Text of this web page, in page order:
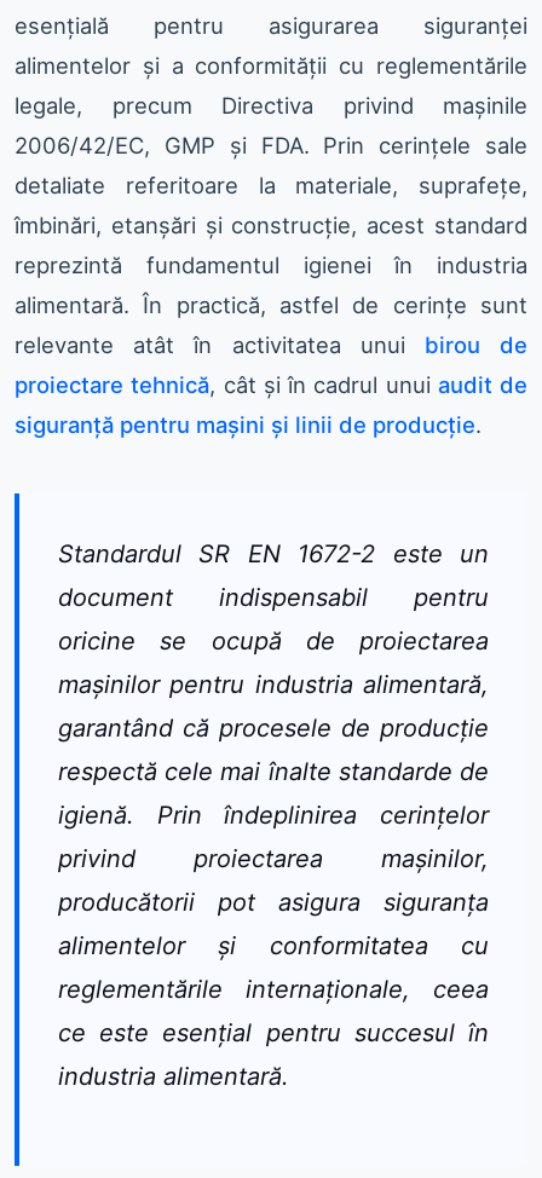
esențială pentru asigurarea siguranței
alimentelor și a conformității cu reglementările
legale, precum Directiva privind mașinile
2006/42/EC, GMP și FDA. Prin cerințele sale
detaliate referitoare la materiale, suprafețe,
îmbinări, etanșări și construcție, acest standard
reprezintă fundamentul igienei în industria
alimentară. În practică, astfel de cerințe sunt
relevante atât în activitatea unui birou de
proiectare tehnică, cât și în cadrul unui audit de
siguranță pentru mașini și linii de producție.
Standardul SR EN 1672-2 este un
document indispensabil pentru
oricine se ocupă de proiectarea
mașinilor pentru industria alimentară,
garantând că procesele de producție
respectă cele mai înalte standarde de
igienă. Prin îndeplinirea cerințelor
privind proiectarea mașinilor,
producătorii pot asigura siguranța
alimentelor și conformitatea cu
reglementările internaționale, ceea
ce este esențial pentru succesul în
industria alimentară.